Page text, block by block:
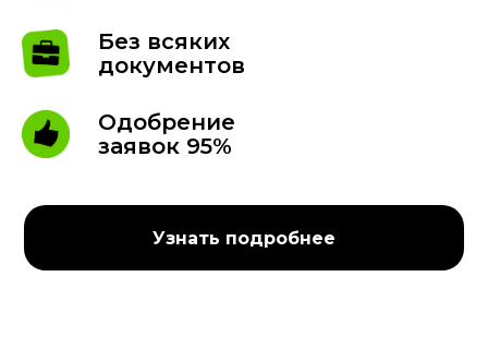
Без всяких
документов
Одобрение
заявок 95%
Узнать подробнее